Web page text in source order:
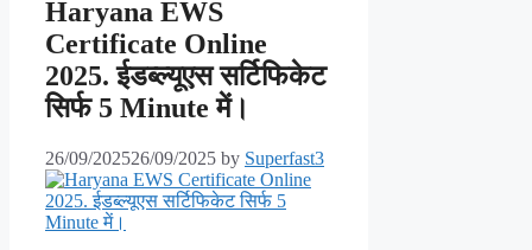
Haryana EWS
Certificate Online
2025. ईडब्ल्यूएस सर्टिफिकेट
सिर्फ 5 Minute में।
26/09/202526/09/2025 by Superfast3